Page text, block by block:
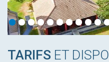
TARIFS ET